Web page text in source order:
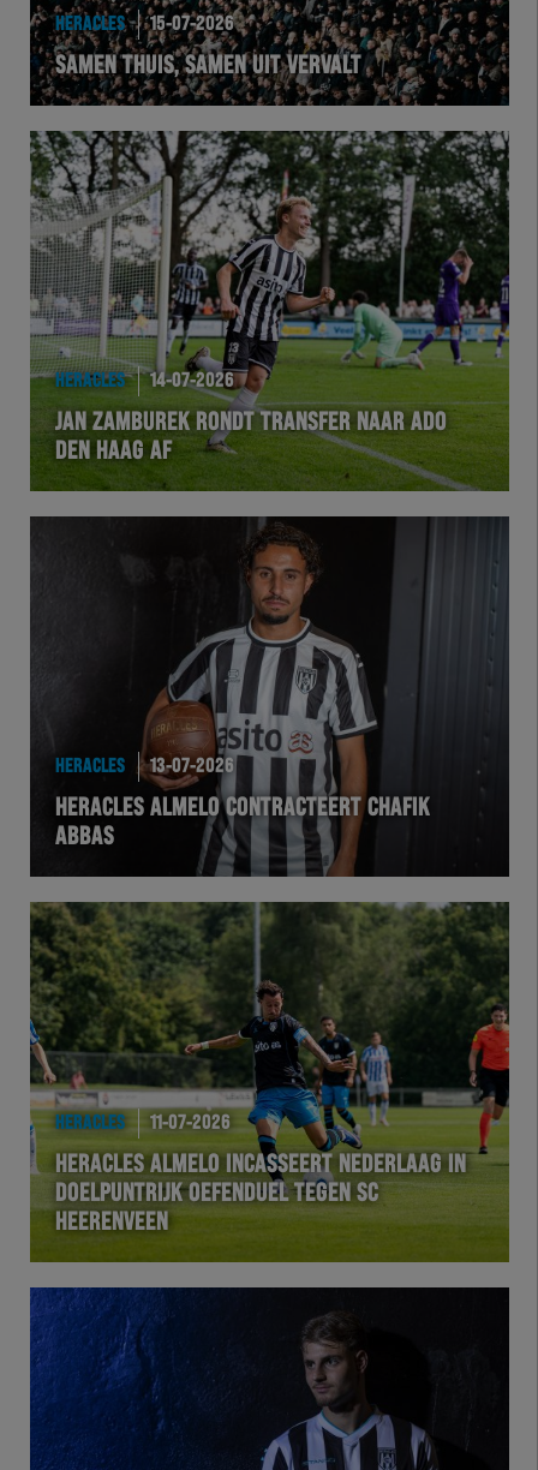
HERACLES 15-07-2026
SAMEN THUIS, SAMEN UIT VERVALT
HERACLES 14-07-2026
JAN ZAMBUREK RONDT TRANSFER NAAR ADO
DEN HAAG AF
HERACLES 13-07-2026
HERACLES ALMELO CONTRACTEERT CHAFIK
ABBAS
HERACLES 11-07-2026
HERACLES ALMELO INCASSEERT NEDERLAAG IN
DOELPUNTRIJK OEFENDUEL TEGEN SC
HEERENVEEN